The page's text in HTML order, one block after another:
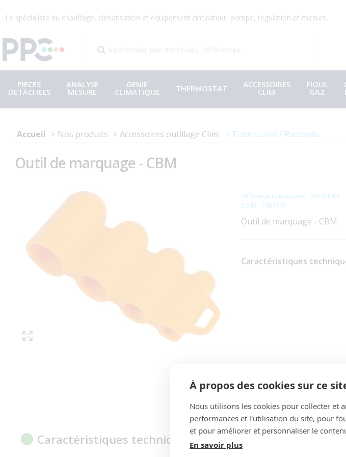
Le spécialiste du chauffage, climatisation et équipement circulateur, pompe, régulation et mesure.
PIECES
DETACHEES
ANALYSE
MESURE
GENIE
CLIMATIQUE THERMOSTAT ACCESSOIRES
CLIM
FIOUL
GAZ
Accueil Nos produits Accessoires outillage Clim Tube cuivre / Raccords
Outil de marquage - CBM
Référence Fournisseur : RAC54088
Code : 1489170
Outil de marquage - CBM
Caractéristiques
Caractéristiques techniques
À propos des cookies sur ce
Nous utilisons les cookies pour collecter et
performances et l'utilisation du site, pour
et pour améliorer et personnaliser le
En savoir plus